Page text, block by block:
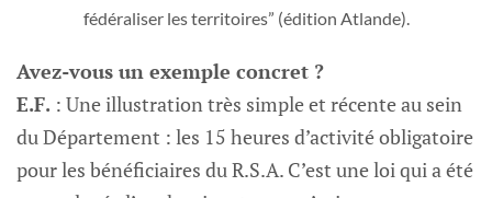
fédéraliser les territoires” (édition Atlande).
Avez-vous un exemple concret ?
E.F. : Une illustration très simple et récente au sein
du Département : les 15 heures d’activité obligatoire
pour les bénéficiaires du R.S.A. C’est une loi qui a été